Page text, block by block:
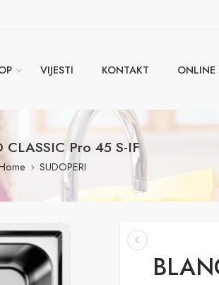
VIJESTI KONTAKT ONLINE
CLASSIC Pro 45 S-IF
SUDOPERI